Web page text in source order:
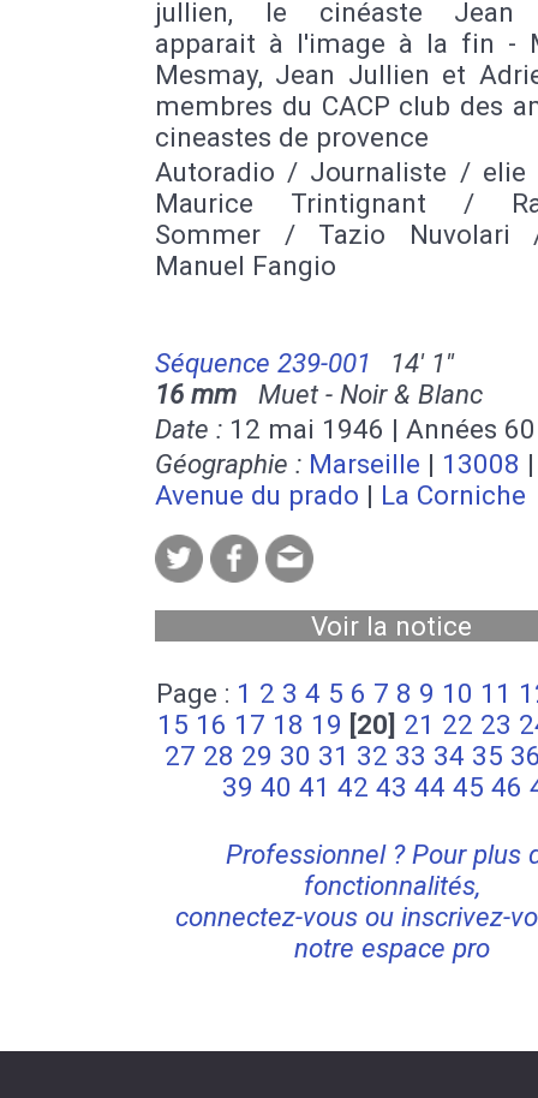
jullien, le cinéaste Jean
apparait à l'image à la fin -
Mesmay, Jean Jullien et
membres du CACP club des
cineastes de provence
Autoradio / Journaliste / elie
Maurice Trintignant /
Sommer / Tazio Nuvolari
Manuel Fangio
Séquence 239-001
14' 1''
16 mm Muet - Noir & Blanc
Date : 12 mai 1946 | Années 60
Géographie : Marseille | 13008
Avenue du prado | La Corniche
Voir la notice
Page : 1 2 3 4 5 6 7 8 9 10 11
15 16 17 18 19 [20] 21 22 23
27 28 29 30 31 32 33 34 35
39 40 41 42 43 44 45 46
Professionnel ? Pour plus
fonctionnalités,
connectez-vous ou inscrivez-
notre espace pro